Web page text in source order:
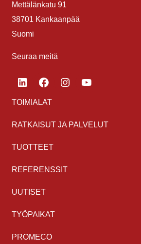
Mettälänkatu 91
38701 Kankaanpää
Suomi
Seuraa meitä
LinkedInFacebook
TOIMIALAT
RATKAISUT JA PALVELUT
TUOTTEET
REFERENSSIT
UUTISET
TYÖPAIKAT
PROMECO